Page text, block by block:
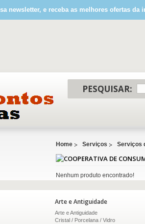
newsletter, e receba as melhores ofertas da
PESQUISAR:
Home Serviços Serviços
Nenhum produto encontrado!
Arte e Antiguidade
Arte e Antiguidade
Cristal / Porcelana / Vidro